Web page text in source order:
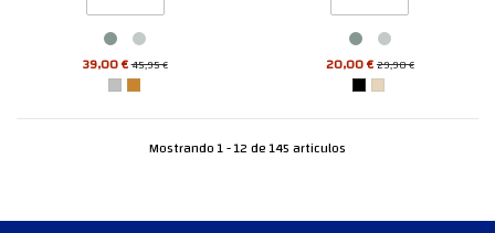
39,00 €45,95 € 20,00 €29,90 €
Mostrando 1 - 12 de 145 articulos